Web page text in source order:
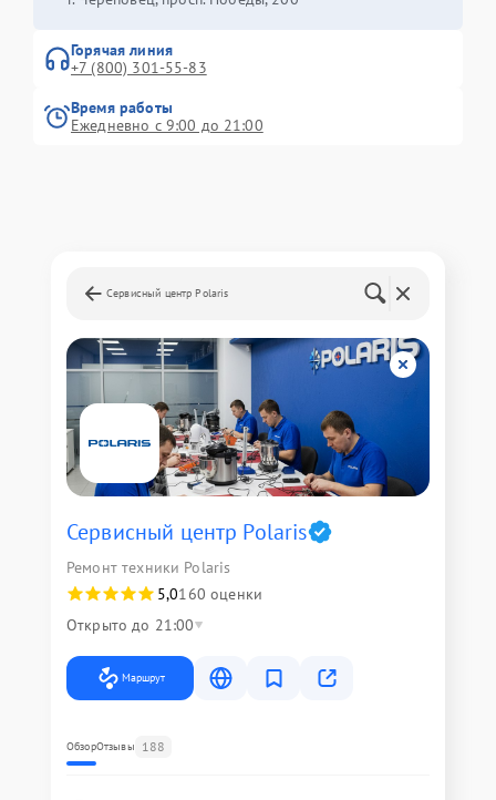
Горячая линия
+7 (800) 301-55-83
Время работы
Ежедневно с 9:00 до 21:00
Сервисный центр Polaris
Сервисный центр Polaris
Ремонт техники Polaris
5,0160 оценки
Открыто до 21:00
Маршрут
ОбзорОтзывы 188